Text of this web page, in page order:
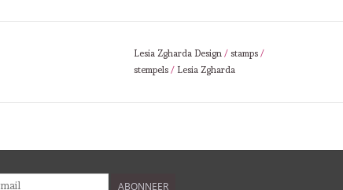
Lesia Zgharda Design / stamps /
stempels / Lesia Zgharda
ABONNEER